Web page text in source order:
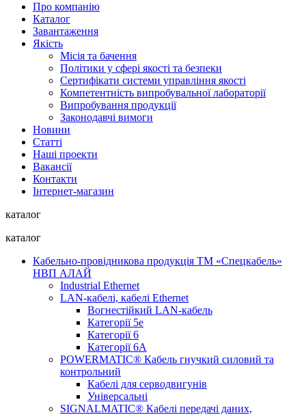
Про компанію
Каталог
Завантаження
Якість
Місія та бачення
Політики у сфері якості та безпеки
Сертифікати системи управління якості
Компетентність випробувальної лабораторії
Випробування продукції
Законодавчі вимоги
Новини
Статті
Наші проекти
Вакансії
Контакти
Інтернет-магазин
каталог
каталог
Кабельно-провідникова продукція ТМ «Спецкабель»
НВП АЛАЙ
Industrial Ethernet
LAN-кабелі, кабелі Ethernet
Вогнестійкий LAN-кабель
Категорії 5е
Категорії 6
Категорії 6А
POWERMATIC® Кабель гнучкий силовий та
контрольний
Кабелі для серводвигунів
Універсальні
SIGNALMATIC® Кабелі передачі даних,